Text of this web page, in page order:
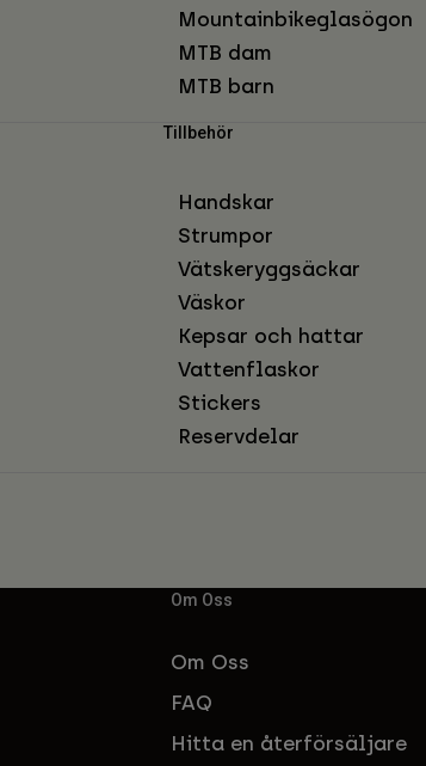
Mountainbikeglasögon
MTB dam
MTB barn
Tillbehör
Handskar
Strumpor
Vätskeryggsäckar
Väskor
Kepsar och hattar
Vattenflaskor
Stickers
Reservdelar
Om Oss
Om Oss
FAQ
Hitta en återförsäljare